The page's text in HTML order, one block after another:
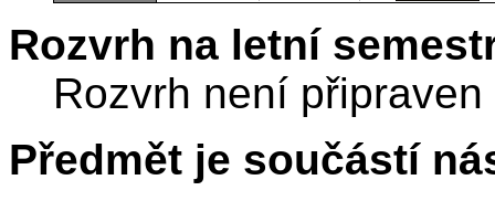
Rozvrh na letní
Rozvrh není připraven
Předmět je součástí